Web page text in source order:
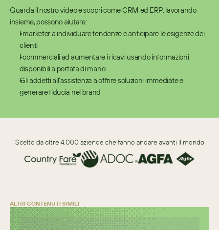
Guarda il nostro video e scopri come CRM ed ERP, lavorando
insieme, possono aiutare:
I marketer a individuare tendenze e anticipare le esigenze dei
clienti
I commerciali ad aumentare i ricavi usando informazioni
disponibili a portata di mano
Gli addetti all’assistenza a offrire soluzioni immediate e
generare fiducia nel brand
Scelto da oltre 4.000 aziende che fanno andare avanti il mondo
ALTRI CONTENUTI SIMILI